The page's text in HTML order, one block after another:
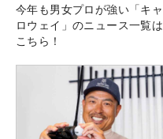
今年も男女プロが強い「キャ
ロウェイ」のニュース一覧は
こちら！